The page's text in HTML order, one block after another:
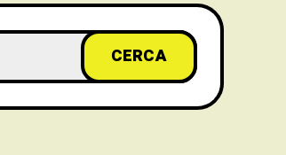
CERCA